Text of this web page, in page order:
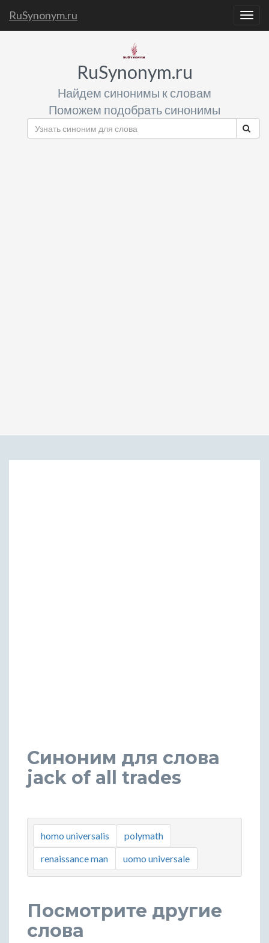
RuSynonym.ru
RuSynonym.ru
Найдем синонимы к словам
Поможем подобрать синонимы
Синоним для слова
jack of all trades
homo universalis
polymath
renaissance man
uomo universale
Посмотрите другие
слова